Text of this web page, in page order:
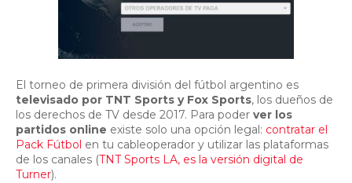
El torneo de primera división del fútbol argentino es
televisado por TNT Sports y Fox Sports, los dueños de
los derechos de TV desde 2017. Para poder ver los
partidos online existe solo una opción legal: contratar el
Pack Fútbol en tu cableoperador y utilizar las plataformas
de los canales (TNT Sports LA, es la versión digital de
Turner).